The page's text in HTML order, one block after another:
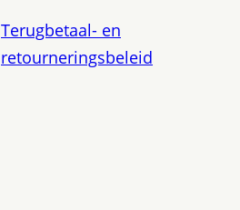
Terugbetaal- en
retourneringsbeleid